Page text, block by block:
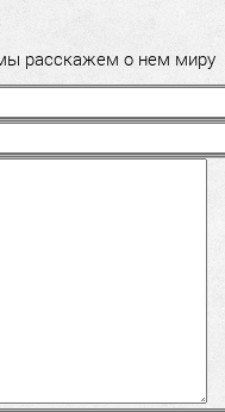
расскажем о нем миру